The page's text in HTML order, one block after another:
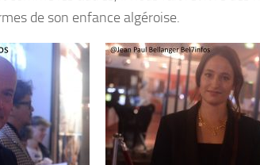
de son enfance algéroise.